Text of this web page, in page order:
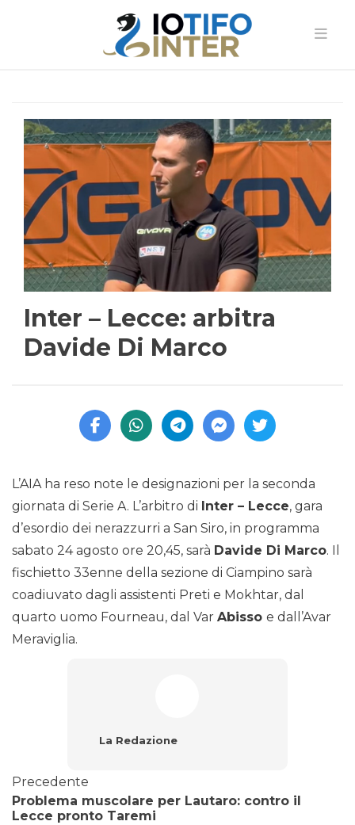
Inter – Lecce: arbitra
Davide Di Marco
L’AIA ha reso note le designazioni per la seconda
giornata di Serie A. L’arbitro di Inter – Lecce, gara
d’esordio dei nerazzurri a San Siro, in programma
sabato 24 agosto ore 20,45, sarà Davide Di Marco. Il
fischietto 33enne della sezione di Ciampino sarà
coadiuvato dagli assistenti Preti e Mokhtar, dal
quarto uomo Fourneau, dal Var Abisso e dall’Avar
Meraviglia.
La Redazione
Precedente
Problema muscolare per Lautaro: contro il
Lecce pronto Taremi